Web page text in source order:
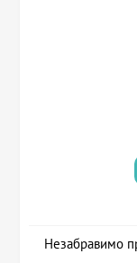
Незабравимо